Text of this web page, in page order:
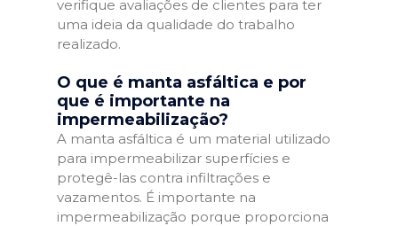
verifique avaliações de clientes para ter
uma ideia da qualidade do trabalho
realizado.
O que é manta asfáltica e por
que é importante na
impermeabilização?
A manta asfáltica é um material utilizado
para impermeabilizar superfícies e
protegê-las contra infiltrações e
vazamentos. É importante na
impermeabilização porque proporciona